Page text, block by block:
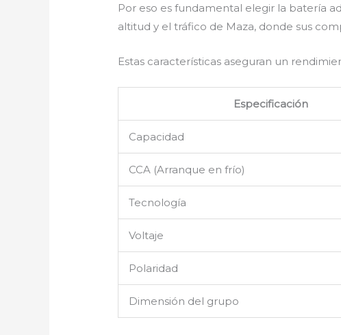
Por eso es fundamental elegir la batería
altitud y el tráfico de Maza, donde sus
Estas características aseguran un
Especificación
Capacidad
CCA (Arranque en frío)
Tecnología
Voltaje
Polaridad
Dimensión del grupo